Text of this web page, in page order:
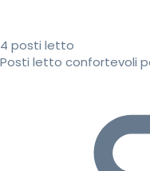
4 posti letto
Posti letto confortevoli